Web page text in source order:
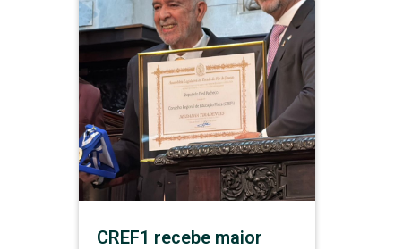
CREF1 recebe maior